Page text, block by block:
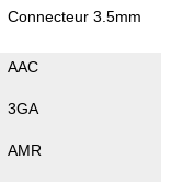
Connecteur 3.5mm
AAC
3GA
AMR